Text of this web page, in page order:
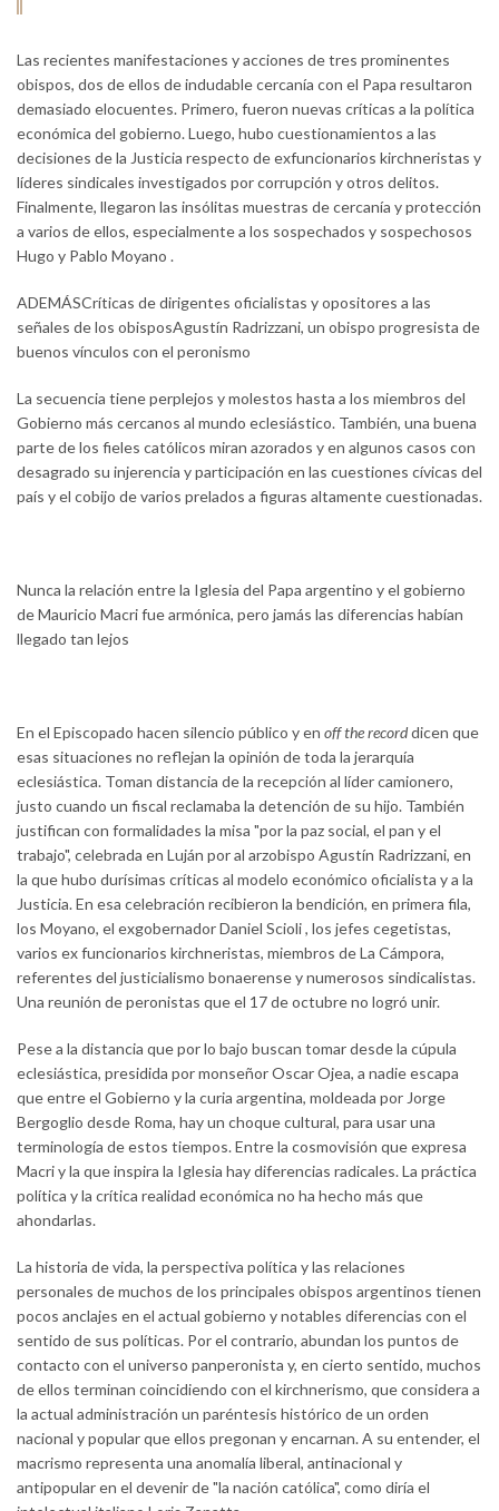
Las recientes manifestaciones y acciones de tres prominentes
obispos, dos de ellos de indudable cercanía con el Papa resultaron
demasiado elocuentes. Primero, fueron nuevas críticas a la política
económica del gobierno. Luego, hubo cuestionamientos a las
decisiones de la Justicia respecto de exfuncionarios kirchneristas y
líderes sindicales investigados por corrupción y otros delitos.
Finalmente, llegaron las insólitas muestras de cercanía y protección
a varios de ellos, especialmente a los sospechados y sospechosos
Hugo y Pablo Moyano .
ADEMÁSCríticas de dirigentes oficialistas y opositores a las
señales de los obisposAgustín Radrizzani, un obispo progresista de
buenos vínculos con el peronismo
La secuencia tiene perplejos y molestos hasta a los miembros del
Gobierno más cercanos al mundo eclesiástico. También, una buena
parte de los fieles católicos miran azorados y en algunos casos con
desagrado su injerencia y participación en las cuestiones cívicas del
país y el cobijo de varios prelados a figuras altamente cuestionadas.
Nunca la relación entre la Iglesia del Papa argentino y el gobierno
de Mauricio Macri fue armónica, pero jamás las diferencias habían
llegado tan lejos
En el Episcopado hacen silencio público y en off the recorddicen que
esas situaciones no reflejan la opinión de toda la jerarquía
eclesiástica. Toman distancia de la recepción al líder camionero,
justo cuando un fiscal reclamaba la detención de su hijo. También
justifican con formalidades la misa "por la paz social, el pan y el
trabajo", celebrada en Luján por al arzobispo Agustín Radrizzani, en
la que hubo durísimas críticas al modelo económico oficialista y a la
Justicia. En esa celebración recibieron la bendición, en primera fila,
los Moyano, el exgobernador Daniel Scioli , los jefes cegetistas,
varios ex funcionarios kirchneristas, miembros de La Cámpora,
referentes del justicialismo bonaerense y numerosos sindicalistas.
Una reunión de peronistas que el 17 de octubre no logró unir.
Pese a la distancia que por lo bajo buscan tomar desde la cúpula
eclesiástica, presidida por monseñor Oscar Ojea, a nadie escapa
que entre el Gobierno y la curia argentina, moldeada por Jorge
Bergoglio desde Roma, hay un choque cultural, para usar una
terminología de estos tiempos. Entre la cosmovisión que expresa
Macri y la que inspira la Iglesia hay diferencias radicales. La práctica
política y la crítica realidad económica no ha hecho más que
ahondarlas.
La historia de vida, la perspectiva política y las relaciones
personales de muchos de los principales obispos argentinos tienen
pocos anclajes en el actual gobierno y notables diferencias con el
sentido de sus políticas. Por el contrario, abundan los puntos de
contacto con el universo panperonista y, en cierto sentido, muchos
de ellos terminan coincidiendo con el kirchnerismo, que considera a
la actual administración un paréntesis histórico de un orden
nacional y popular que ellos pregonan y encarnan. A su entender, el
macrismo representa una anomalía liberal, antinacional y
antipopular en el devenir de "la nación católica", como diría el